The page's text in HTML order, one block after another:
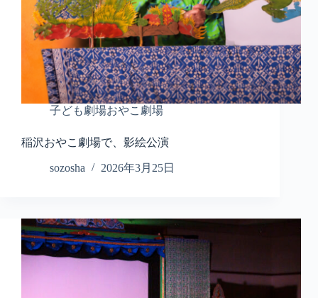
子ども劇場おやこ劇場
稲沢おやこ劇場で、影絵公演
sozosha 2026年3月25日